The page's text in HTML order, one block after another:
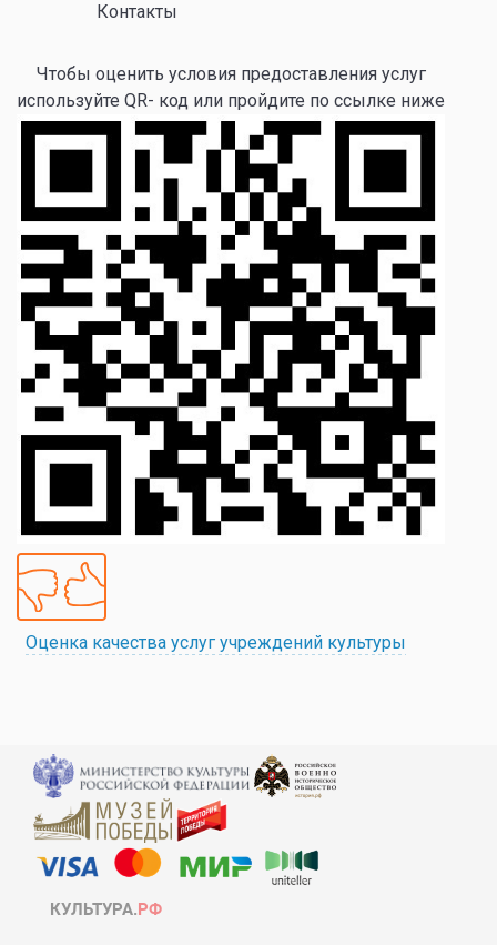
Контакты
Чтобы оценить условия предоставления услуг
используйте QR- код или пройдите по ссылке ниже
Оценка качества услуг учреждений культуры